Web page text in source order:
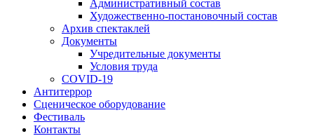
Административный состав
Художественно-постановочный состав
Архив спектаклей
Документы
Учредительные документы
Условия труда
COVID-19
Антитеррор
Сценическое оборудование
Фестиваль
Контакты